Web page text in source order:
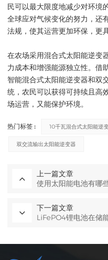
民可以最大限度地减少对环境
全球应对气候变化的努力，还
法规，使其运营更加环保，更
在农场采用混合式太阳能逆变
力成本和增强能源独立性。借
智能混合式太阳能逆变器和双
统，农民可以获得可持续且高
场运营，又能保护环境。
热门标签 : 10千瓦混合式太阳能逆
双交流输出太阳能逆变器
上一篇文章
使用太阳能电池有哪
下一篇文章
LiFePO4锂电池在储